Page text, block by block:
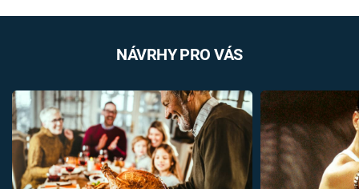
NÁVRHY PRO VÁS